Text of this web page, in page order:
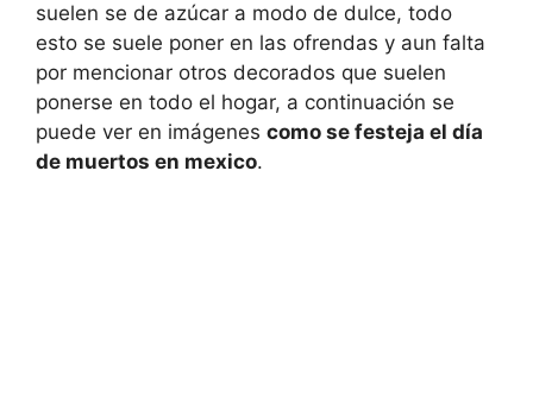
suelen se de azúcar a modo de dulce, todo
esto se suele poner en las ofrendas y aun falta
por mencionar otros decorados que suelen
ponerse en todo el hogar, a continuación se
puede ver en imágenes como se festeja el día
de muertos en mexico.